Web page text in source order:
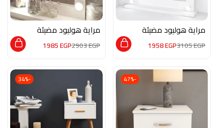
مراية هوليود مضيئة
LM004
3105EGP
1958EGP
مراية هوليود مضيئة
LM005
2903EGP
1985EGP
-47%
-34%